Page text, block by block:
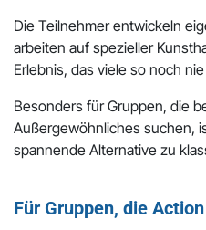
Die Teilnehmer entwickeln
arbeiten auf spezieller
Erlebnis, das viele so noch
Besonders für Gruppen, die
Außergewöhnliches suchen,
spannende Alternative zu
Für Gruppen, die